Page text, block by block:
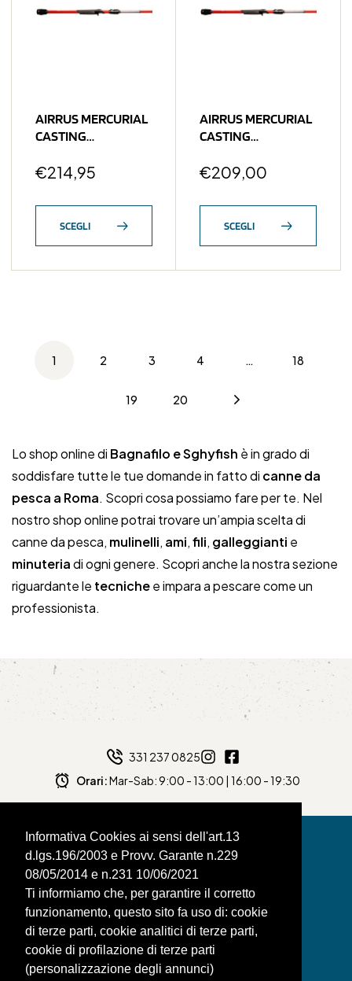
Informativa Cookies ai sensi dell'art.13
d.lgs.196/2003 e Provv. Garante n.229
08/05/2014 e n.231 10/06/2021
Ti informiamo che, per garantire il corretto
funzionamento, questo sito fa uso di: cookie
di terze parti, cookie analitici di terze parti,
cookie di profilazione di terze parti
(personalizzazione degli annunci)
AIRRUS MERCURIAL
CASTING
Cover Incursor 3/8-
€214,95
SCEGLI
AIRRUS MERCURIAL
CASTING
Sniper 3/16-5/8 Oz
€209,00
SCEGLI
1 2 3 4 … 18
19 20
Lo shop online di Bagnafilo e Sghyfish è in grado di
soddisfare tutte le tue domande in fatto di canne da
pesca a Roma. Scopri cosa possiamo fare per te. Nel
nostro shop online potrai trovare un’ampia scelta di
canne da pesca, mulinelli, ami,fili, galleggianti e
minuteriadi ogni genere. Scopri anche la nostra sezione
riguardante le tecnichee impara a pescare come un
professionista.
331 237 0825
Orari:Mar-Sab: 9:00 - 13:00 | 16:00 - 19:30
BAGNAFILO SRLS
PAGINE
SHOP